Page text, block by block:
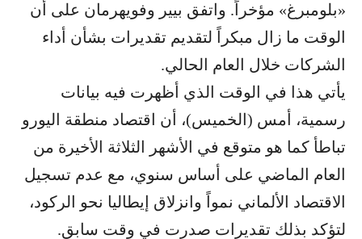
«بلومبرغ» مؤخراً. واتفق بيير وفويهرمان على أن
الوقت ما زال مبكراً لتقديم تقديرات بشأن أداء
الشركات خلال العام الحالي.
يأتي هذا في الوقت الذي أظهرت فيه بيانات
رسمية، أمس (الخميس)، أن اقتصاد منطقة اليورو
تباطأ كما هو متوقع في الأشهر الثلاثة الأخيرة من
العام الماضي على أساس سنوي، مع عدم تسجيل
الاقتصاد الألماني نمواً وانزلاق إيطاليا نحو الركود،
لتؤكد بذلك تقديرات صدرت في وقت سابق.